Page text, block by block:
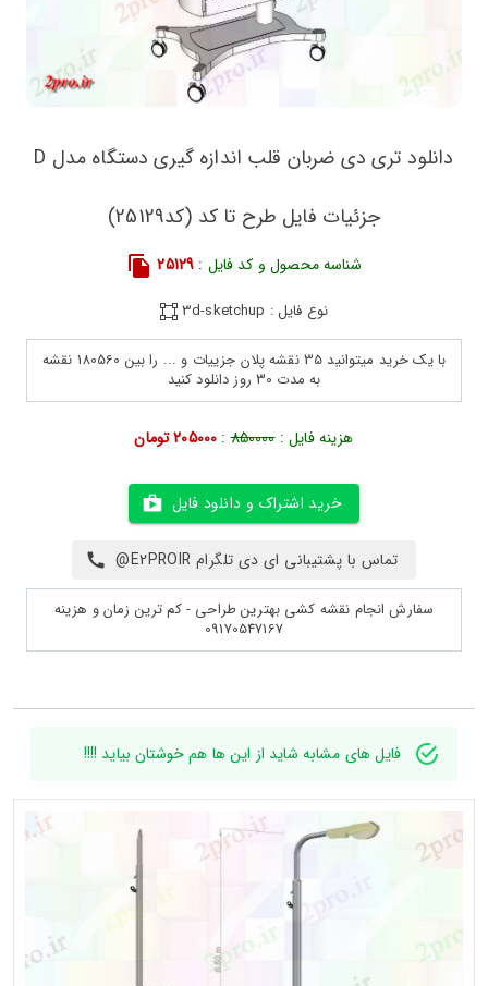
دانلود تری دی ضربان قلب اندازه گیری دستگاه مدل D
جزئیات فایل طرح تا کد (کد25129)
شناسه محصول و کد فایل : 25129
نوع فایل : 3d-sketchup
با یک خرید میتوانید 35 نقشه پلان جزییات و ... را بین 180560 نقشه
به مدت 30 روز دانلود کنید
هزینه فایل :850000
: 205000 تومان
خرید اشتراک و دانلود فایل
تماس با پشتیبانی ای دی تلگرام E2PROIR@
سفارش انجام نقشه کشی بهترین طراحی - کم ترین زمان و هزینه
09170547167
فایل های مشابه شاید از این ها هم خوشتان بیاید !!!!